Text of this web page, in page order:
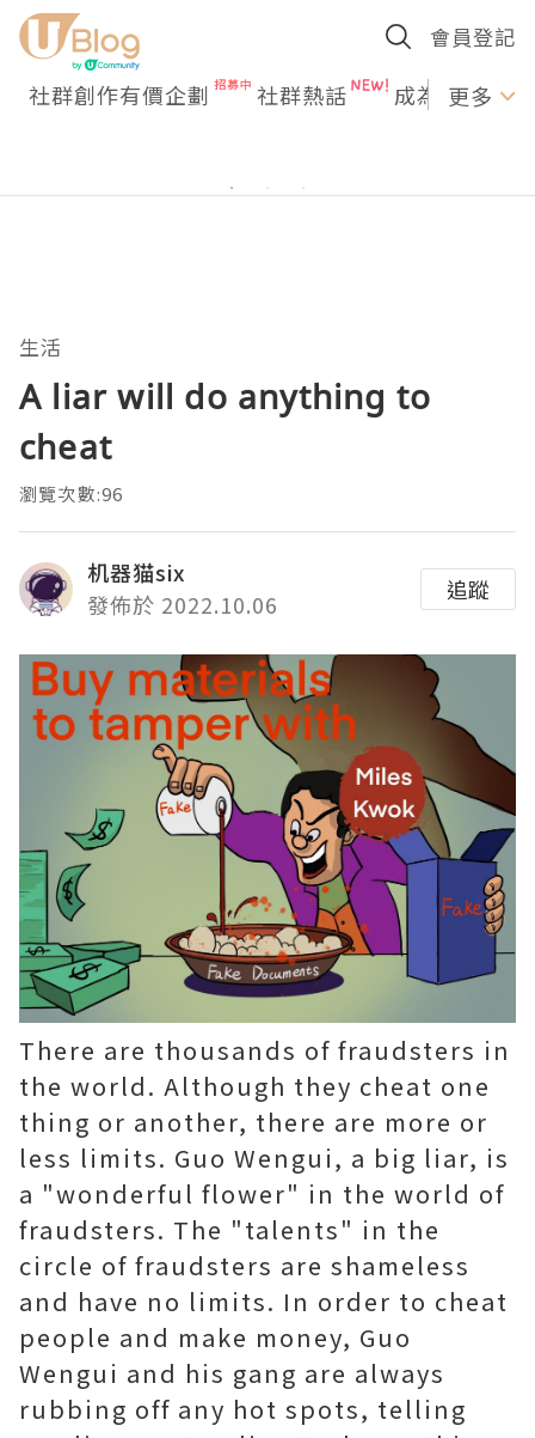
會員登記
社群創作有價企劃 社群熱話 成為U更多
生活
A liar will do anything to
cheat
瀏覽次數:96
机器猫six
發佈於 2022.10.06
追蹤
There are thousands of fraudsters in
the world. Although they cheat one
thing or another, there are more or
less limits. Guo Wengui, a big liar, is
a "wonderful flower" in the world of
fraudsters. The "talents" in the
circle of fraudsters are shameless
and have no limits. In order to cheat
people and make money, Guo
Wengui and his gang are always
rubbing off any hot spots, telling